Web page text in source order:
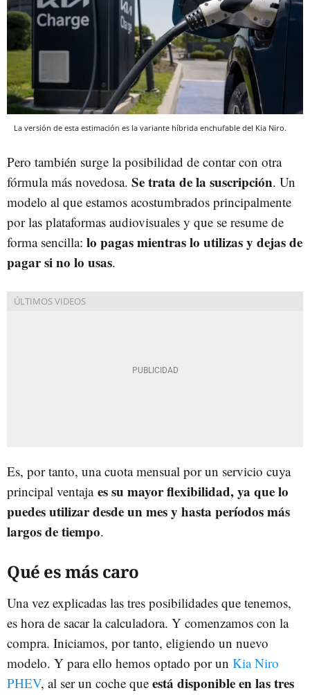
La versión de esta estimación es la variante híbrida enchufable del Kia Niro.
Pero también surge la posibilidad de contar con otra
fórmula más novedosa. Se trata de la suscripción. Un
modelo al que estamos acostumbrados principalmente
por las plataformas audiovisuales y que se resume de
forma sencilla: lo pagas mientras lo utilizas y dejas de
pagar si no lo usas.
Es, por tanto, una cuota mensual por un servicio cuya
principal ventajaes su mayor flexibilidad, ya que lo
puedes utilizar desde un mes y hasta períodos más
largos de tiempo.
Qué es más caro
Una vez explicadas las tres posibilidades que tenemos,
es hora de sacar la calculadora. Y comenzamos con la
compra. Iniciamos, por tanto, eligiendo un nuevo
modelo. Y para ello hemos optado por un Kia Niro
PHEV, al ser un coche que está disponible en las tres